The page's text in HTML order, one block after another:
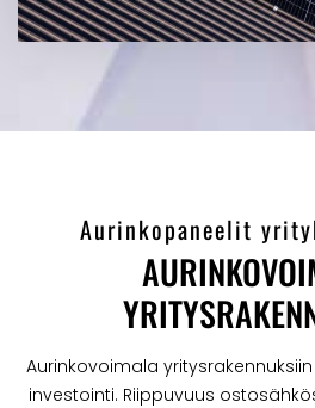
Aurinkopaneelit
Aurinkovoimala
investointi. Riippuvuus